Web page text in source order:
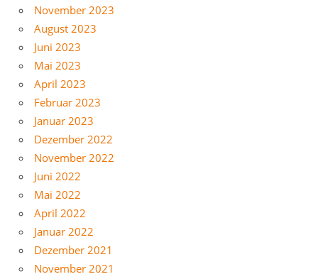
November 2023
August 2023
Juni 2023
Mai 2023
April 2023
Februar 2023
Januar 2023
Dezember 2022
November 2022
Juni 2022
Mai 2022
April 2022
Januar 2022
Dezember 2021
November 2021